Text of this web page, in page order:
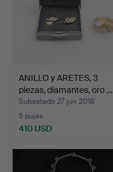
ANILLO y ARETES, 3
piezas, diamantes, oro …
Subastado 27 jun 2018
5 pujas
410 USD